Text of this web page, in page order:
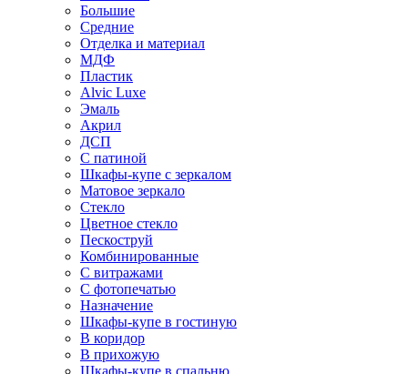
Большие
Средние
Отделка и материал
МДФ
Пластик
Alvic Luxe
Эмаль
Акрил
ДСП
С патиной
Шкафы-купе с зеркалом
Матовое зеркало
Стекло
Цветное стекло
Пескоструй
Комбинированные
С витражами
С фотопечатью
Назначение
Шкафы-купе в гостиную
В коридор
В прихожую
Шкафы-купе в спальню